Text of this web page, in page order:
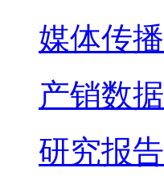
媒体传播
产销数据
研究报告